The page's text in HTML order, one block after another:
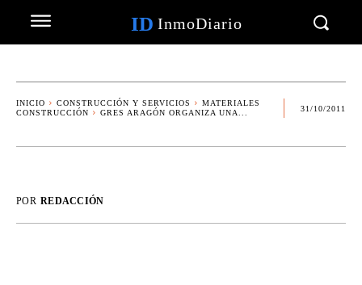
ID InmoDiario
INICIO CONSTRUCCIÓN Y SERVICIOS
MATERIALES
CONSTRUCCIÓN
GRES ARAGÓN ORGANIZA UNA...
31/10/2011
POR REDACCIÓN